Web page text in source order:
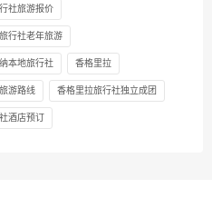
社旅游报价
行社老年旅游
本地旅行社 香格里拉
游路线 香格里拉旅行社独立成团
酒店预订